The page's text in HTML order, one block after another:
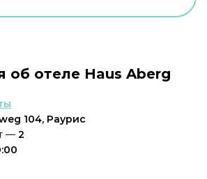
об отеле Haus Aberg
104, Раурис
— 2